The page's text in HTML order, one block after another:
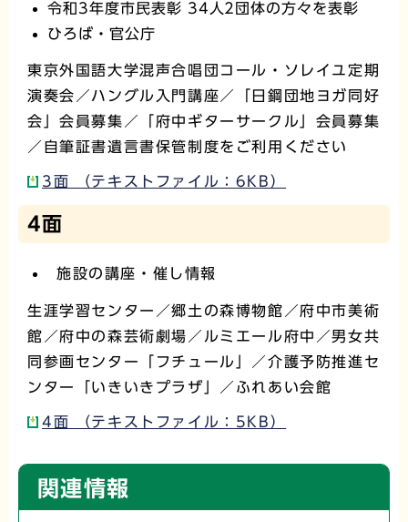
令和3年度市民表彰 34人2団体の方々を表彰
ひろば・官公庁
東京外国語大学混声合唱団コール・ソレイユ定期
演奏会／ハングル入門講座／「日鋼団地ヨガ同好
会」会員募集／「府中ギターサークル」会員募集
／自筆証書遺言書保管制度をご利用ください
3面 （テキストファイル：6KB）
4面
施設の講座・催し情報
生涯学習センター／郷土の森博物館／府中市美術
館／府中の森芸術劇場／ルミエール府中／男女共
同参画センター「フチュール」／介護予防推進セ
ンター「いきいきプラザ」／ふれあい会館
4面 （テキストファイル：5KB）
関連情報